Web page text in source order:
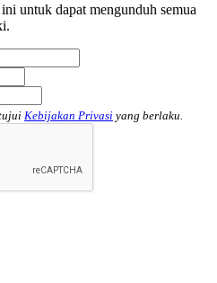
untuk dapat mengunduh semua
Kebijakan Privasi yang berlaku.